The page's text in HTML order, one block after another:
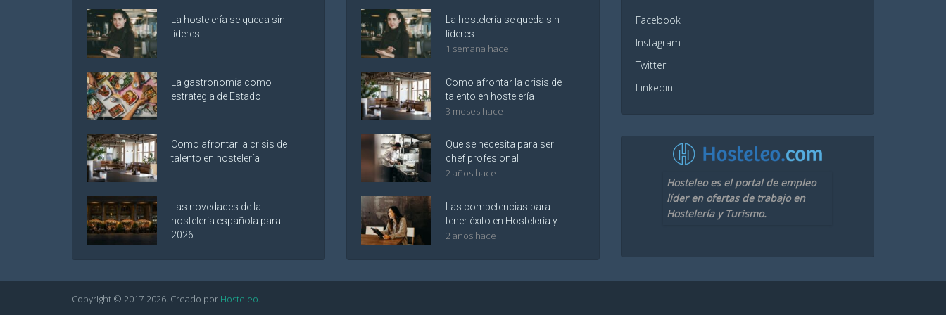
La hostelería se queda sin
líderes
La gastronomía como
estrategia de Estado
Como afrontar la crisis de
talento en hostelería
Las novedades de la
hostelería española para
2026
La hostelería se queda sin
líderes
1 semana hace
Como afrontar la crisis de
talento en hostelería
3 meses hace
Que se necesita para ser
chef profesional
2 años hace
Las competencias para
tener éxito en Hostelería y...
2 años hace
Facebook
Instagram
Twitter
Linkedin
Hosteleo es el portal de empleo
líder en ofertas de trabajo en
Hostelería y Turismo.
Copyright © 2017-2026. Creado por Hosteleo.